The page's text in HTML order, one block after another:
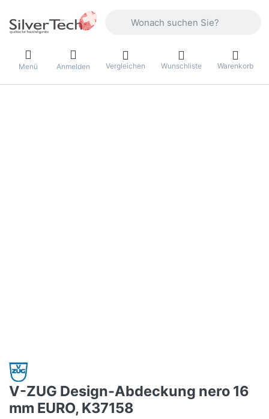
Menü Anmelden Vergleichen Wunschliste Warenkorb
V-ZUG Design-Abdeckung nero 16
mm EURO, K37158